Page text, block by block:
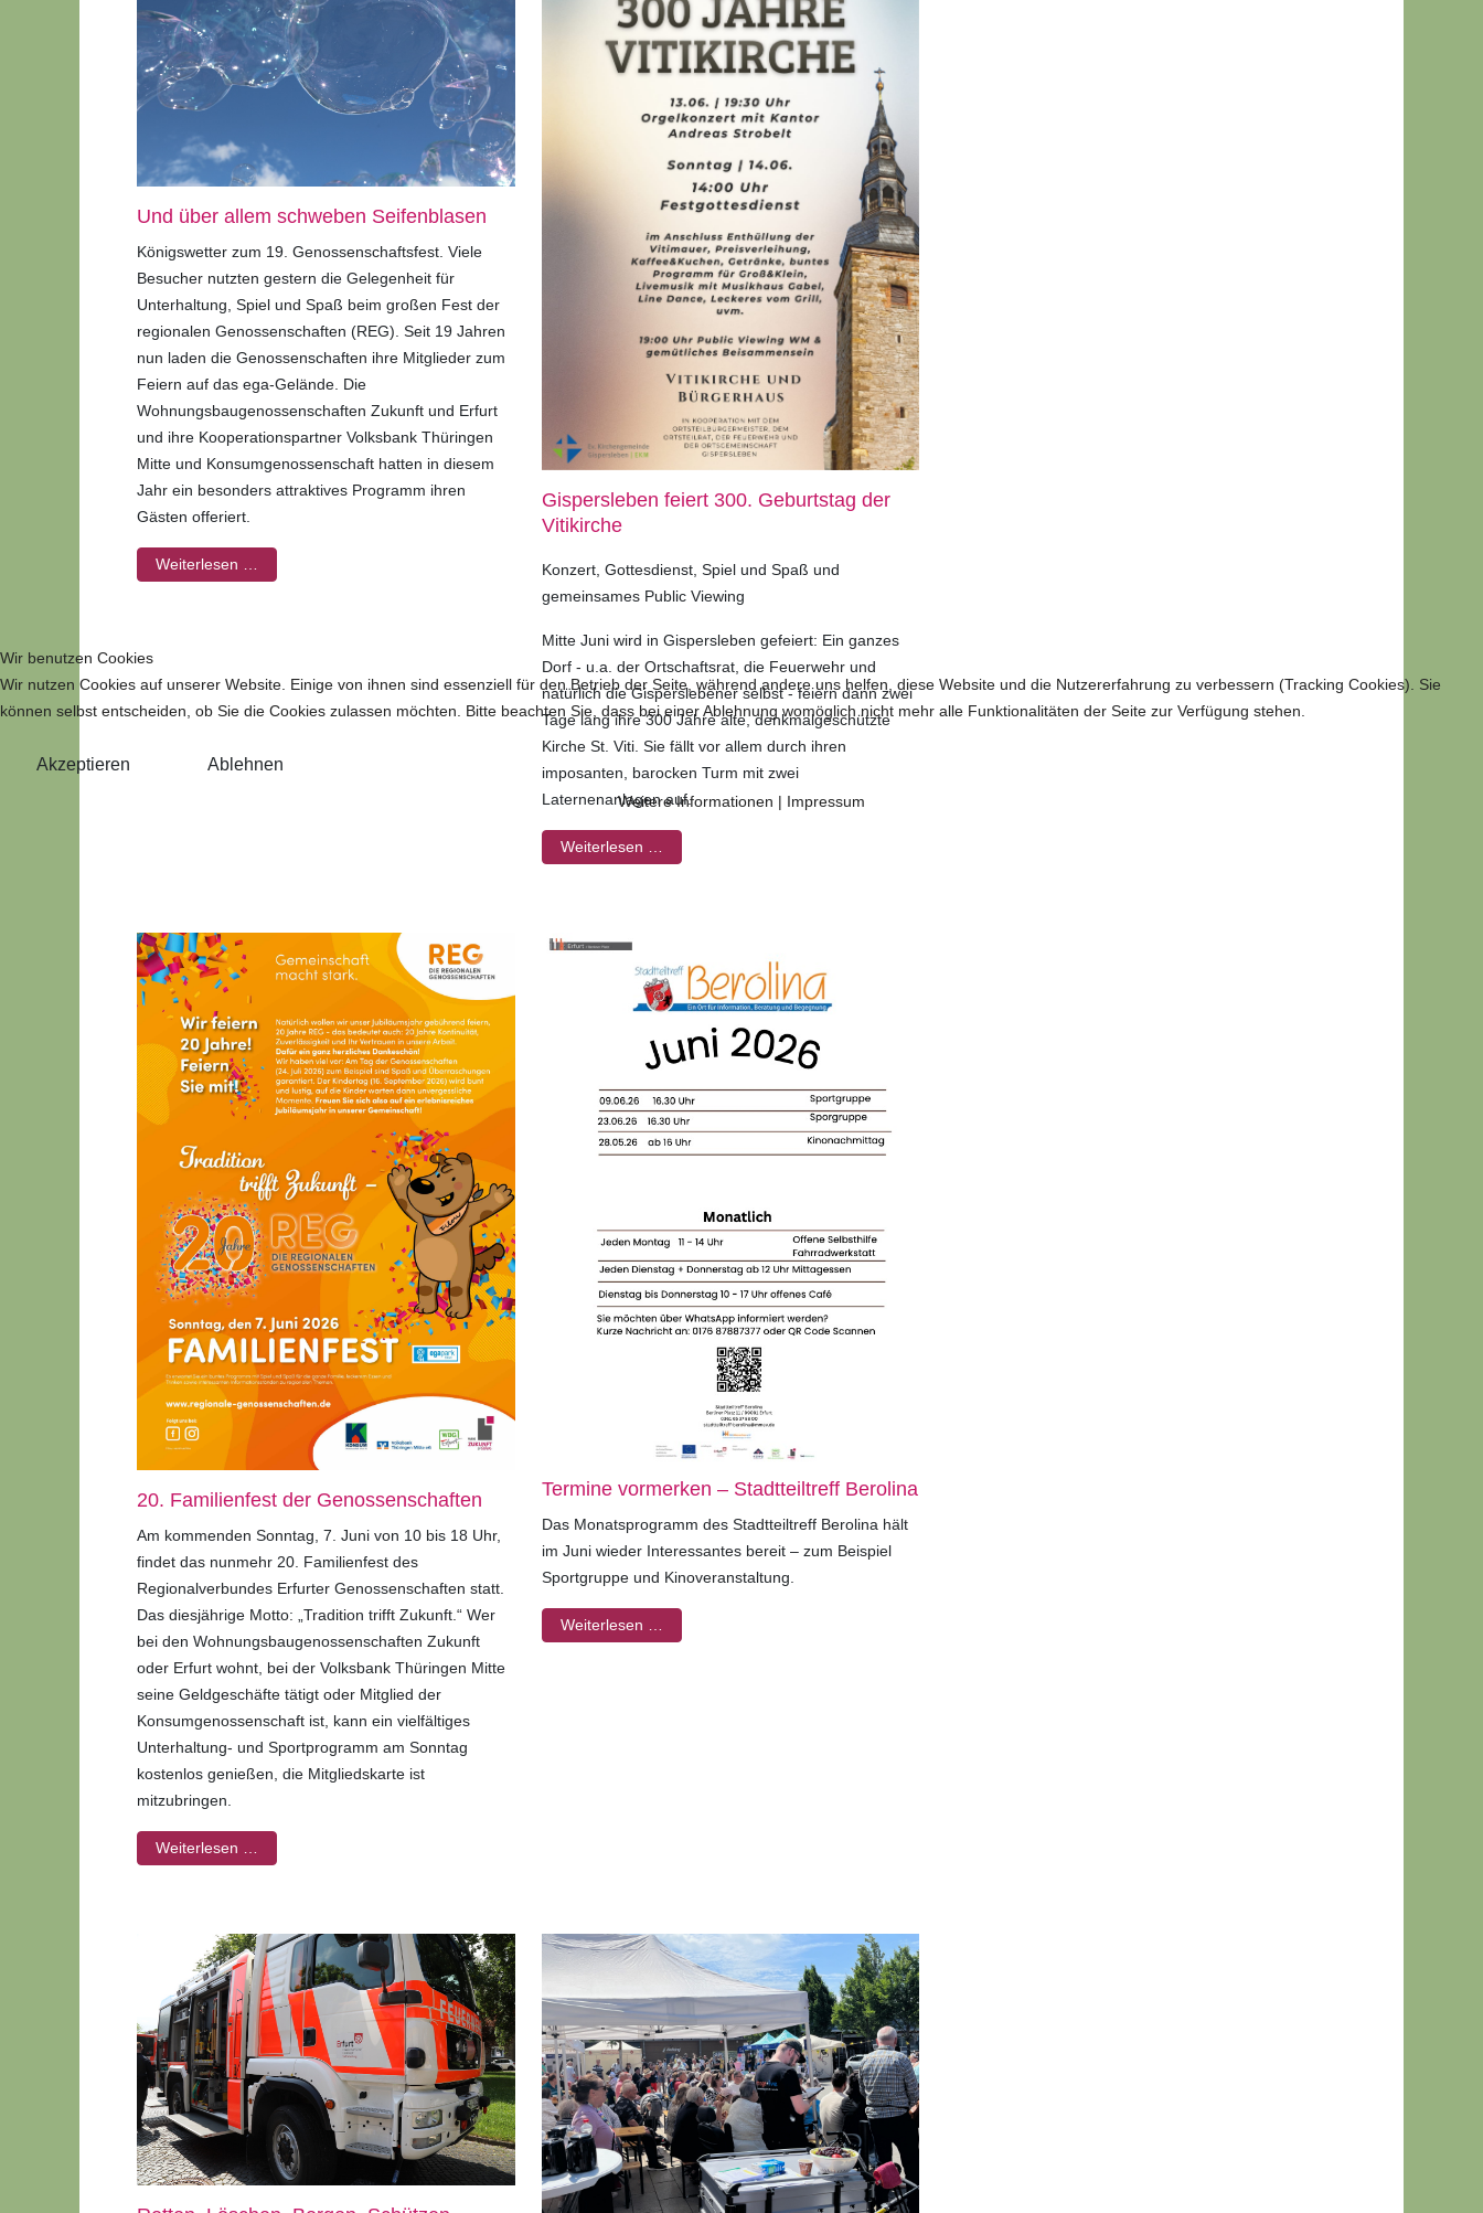
Und über allem schweben Seifenblasen
Königswetter zum 19. Genossenschaftsfest. Viele
Besucher nutzten gestern die Gelegenheit für
Unterhaltung, Spiel und Spaß beim großen Fest der
regionalen Genossenschaften (REG). Seit 19 Jahren
nun laden die Genossenschaften ihre Mitglieder zum
Feiern auf das ega-Gelände. Die
Wohnungsbaugenossenschaften Zukunft und Erfurt
und ihre Kooperationspartner Volksbank Thüringen
Mitte und Konsumgenossenschaft hatten in diesem
Jahr ein besonders attraktives Programm ihren
Gästen offeriert.
Weiterlesen …
Gispersleben feiert 300. Geburtstag der
Vitikirche
Konzert, Gottesdienst, Spiel und Spaß und
gemeinsames Public Viewing
Mitte Juni wird in Gispersleben gefeiert: Ein ganzes
Dorf - u.a. der Ortschaftsrat, die Feuerwehr und
natürlich die Gisperslebener selbst - feiern dann zwei
Tage lang ihre 300 Jahre alte, denkmalgeschützte
Kirche St. Viti. Sie fällt vor allem durch ihren
imposanten, barocken Turm mit zwei
Laternenanlagen auf.
Weiterlesen …
20. Familienfest der Genossenschaften
Am kommenden Sonntag, 7. Juni von 10 bis 18 Uhr,
findet das nunmehr 20. Familienfest des
Regionalverbundes Erfurter Genossenschaften statt.
Das diesjährige Motto: „Tradition trifft Zukunft.“ Wer
bei den Wohnungsbaugenossenschaften Zukunft
oder Erfurt wohnt, bei der Volksbank Thüringen Mitte
seine Geldgeschäfte tätigt oder Mitglied der
Konsumgenossenschaft ist, kann ein vielfältiges
Unterhaltung- und Sportprogramm am Sonntag
kostenlos genießen, die Mitgliedskarte ist
mitzubringen.
Weiterlesen …
Termine vormerken – Stadtteiltreff Berolina
Das Monatsprogramm des Stadtteiltreff Berolina hält
im Juni wieder Interessantes bereit – zum Beispiel
Sportgruppe und Kinoveranstaltung.
Weiterlesen …
Wir benutzen Cookies
Wir nutzen Cookies auf unserer Website. Einige von ihnen sind essenziell für den Betrieb der Seite, während andere uns helfen, diese Website und die Nutzererfahrung zu verbessern (Tracking Cookies). Sie
können selbst entscheiden, ob Sie die Cookies zulassen möchten. Bitte beachten Sie, dass bei einer Ablehnung womöglich nicht mehr alle Funktionalitäten der Seite zur Verfügung stehen.
Akzeptieren Ablehnen
Weitere Informationen | Impressum